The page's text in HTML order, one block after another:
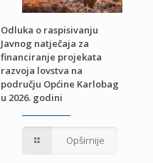
Odluka o raspisivanju
Javnog natječaja za
financiranje projekata
razvoja lovstva na
području Općine Karlobag
u 2026. godini
Opširnije